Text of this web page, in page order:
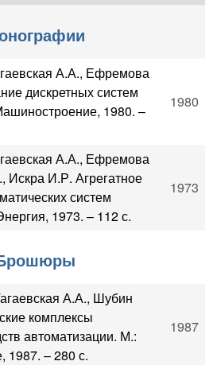
А.А., Ефремова
дискретных систем
1980. –
1980
А.А., Ефремова
Искра И.Р. Агрегатное
систем
1973. – 112 с.
1973
А.А., Шубин
комплексы
автоматизации. М.:
1987. – 280 с.
1987